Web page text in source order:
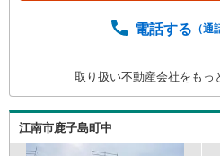
い。□■□■ローンのご相談
富なスタッフがお応え致し
住まい探しを全力でサポー
問合せ下さい！
電話する （通
取り扱い不動産会社をもっ
江南市鹿子島町中